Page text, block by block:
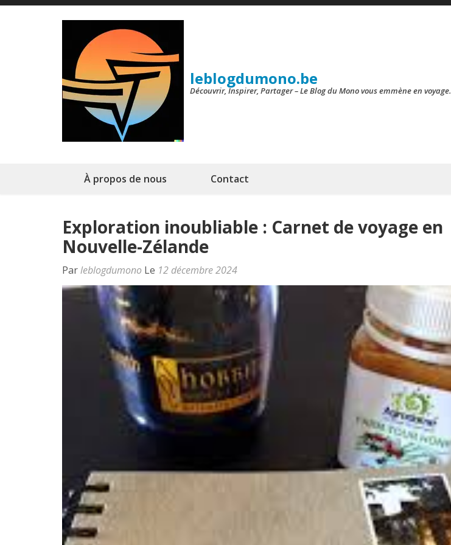
Aller
leblogdumono.be
Découvrir, Inspirer, Partager – Le Blog du Mono vous emmène en voyage.
À propos de nous Contact
Exploration inoubliable : Carnet de voyage en
Nouvelle-Zélande
Parleblogdumono Le 12 décembre 2024